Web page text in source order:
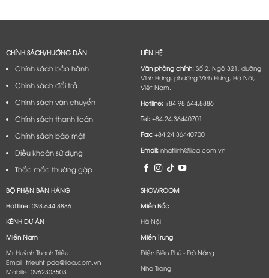
CHÍNH SÁCH/HƯỚNG DẪN
Chính sách bảo hành
Chính sách đổi trả
Chính sách vận chuyển
Chính sách thanh toán
Chính sách bảo mật
Điều khoản sử dụng
Thắc mắc thường gặp
LIÊN HỆ
Văn phòng chính:Số 2, Ngõ 321, đường
Vĩnh Hưng, phường Vĩnh Hưng, Hà Nội,
Việt Nam.
Hotline:+84.98.644.8886
Tel:+84.24.36440701
Fax:+84.24.36440700
Email:nhatlinh@lioa.com.vn
BỘ PHẬN BÁN HÀNG
Hotlline:098.644.8886
KÊNH DỰ ÁN
Miền Nam
Mr Huỳnh Thanh Triều
Email: trieuht.pda@lioa.com.vn
Mobile: 0962303503
SHOWROOM
Miền Bắc
Hà Nội
Miền Trung
Điện Biên Phủ - Đà Nẵng​
Nha Trang